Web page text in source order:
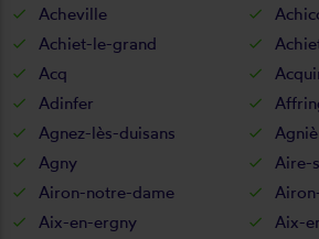
Acheville
Achiet-le-grand
Acq
Adinfer
Agnez-lès-duisans
Agny
Aire-
Airon-notre-dame
Aix-en-ergny
Aix-